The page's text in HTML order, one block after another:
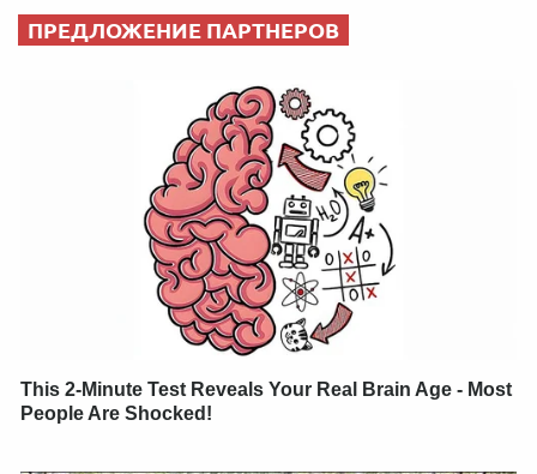
ПРЕДЛОЖЕНИЕ ПАРТНЕРОВ
This 2-Minute Test Reveals Your Real Brain Age - Most
People Are Shocked!